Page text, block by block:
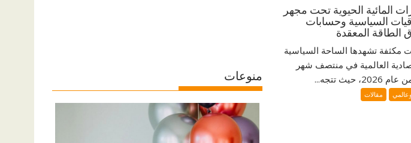
المائية الحيوية تحت مجهر
السياسية وحسابات
الطاقة المعقدة
مكثفة تشهدها الساحة السياسية
العالمية في منتصف شهر
حيث تتجه...
مقالات
منوعات